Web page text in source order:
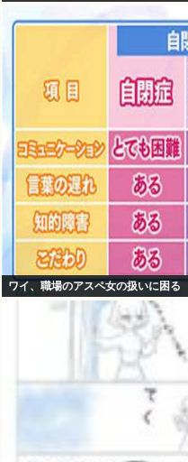
ワイ、職場のアスペ女の扱いに困る